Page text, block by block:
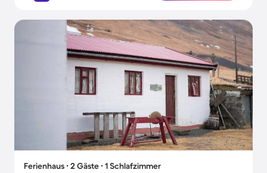
Ferienhaus ∙ 2 Gäste ∙ 1 Schlafzimmer